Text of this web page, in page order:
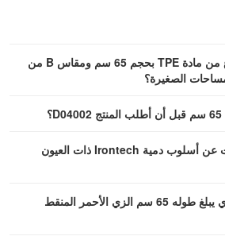
هل هذا الموديل المصنوع من مادة TPE بحجم 65 سم ومقاس B من
ماذا تُظهر صور الحمامات عن أسلوب دمية Irontech ذات العيون
هل يشمل هذا المنتج الذي يبلغ طوله 65 سم الزي الأحمر المنقط